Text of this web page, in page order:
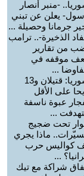
-منبر أنصار
يعلن عن تبني
جرمانا وحصيلة ...
الذخيرة-.. ترامب
من تقارير
موقفه في
...
سوريا: قتيلان و13
على الأقل
عبوة ناسفة
...
تحت ضجيج
ماذا يجري
كواليس حرب
...
شراكة مع تيك